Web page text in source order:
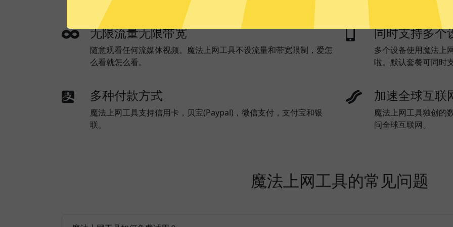
无限流量无限带宽
随意观看任何流媒体视频。魔法上网工具不设流量和带宽限制，爱怎
么看就怎么看。
同时支持多个
多个设备使用魔法上
啦。默认套餐可同时
多种付款方式
魔法上网工具支持信用卡，贝宝(Paypal)，微信支付，支付宝和银
联。
加速全球互联
魔法上网工具独创的
问全球互联网。
魔法上网工具的常见问题